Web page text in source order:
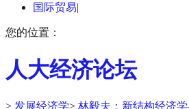
国际贸易|
您的位置：
人大经济论坛
> 发展经济学> 林毅夫：新结构经济